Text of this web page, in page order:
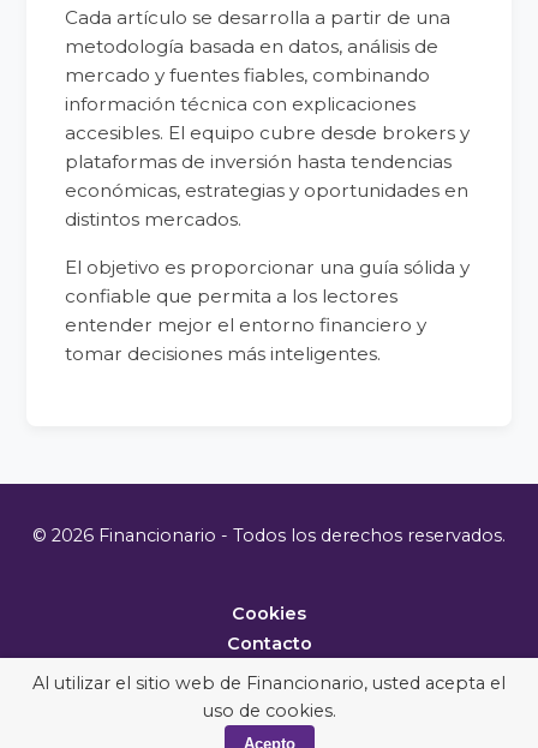
Cada artículo se desarrolla a partir de una
metodología basada en datos, análisis de
mercado y fuentes fiables, combinando
información técnica con explicaciones
accesibles. El equipo cubre desde brokers y
plataformas de inversión hasta tendencias
económicas, estrategias y oportunidades en
distintos mercados.
El objetivo es proporcionar una guía sólida y
confiable que permita a los lectores
entender mejor el entorno financiero y
tomar decisiones más inteligentes.
© 2026 Financionario - Todos los derechos reservados.
Cookies
Contacto
Metodología
Al utilizar el sitio web de Financionario, usted acepta el
uso de cookies.
Acepto